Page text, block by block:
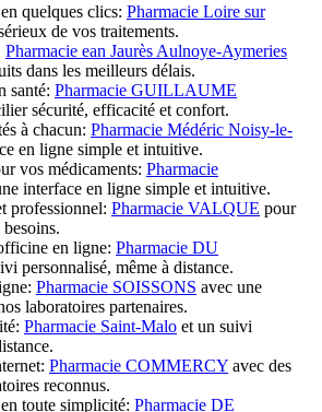
quelques clics: Pharmacie Loire sur
de vos traitements.
Pharmacie ean Jaurès Aulnoye-Aymeries
dans les meilleurs délais.
santé: Pharmacie GUILLAUME
sécurité, efficacité et confort.
à chacun: Pharmacie Médéric Noisy-le-
en ligne simple et intuitive.
vos médicaments: Pharmacie
interface en ligne simple et intuitive.
professionnel: Pharmacie VALQUE pour
besoins.
en ligne: Pharmacie DU
personnalisé, même à distance.
Pharmacie SOISSONS avec une
laboratoires partenaires.
Pharmacie Saint-Malo et un suivi
Pharmacie COMMERCY avec des
reconnus.
toute simplicité: Pharmacie DE